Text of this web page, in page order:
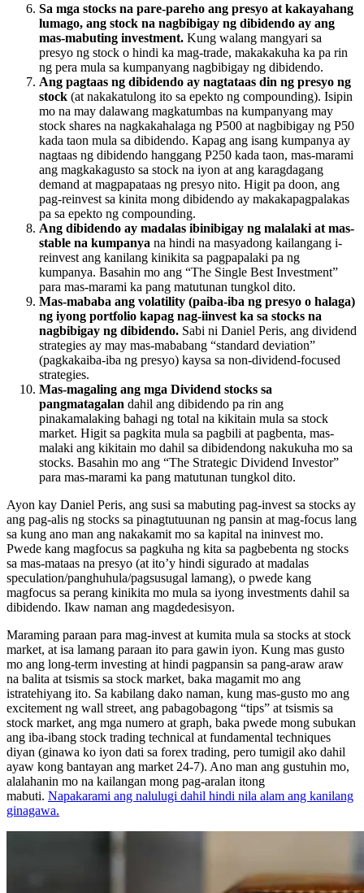
Sa mga stocks na pare-pareho ang presyo at kakayahang
lumago, ang stock na nagbibigay ng dibidendo ay ang
mas-mabuting investment. Kung walang mangyari sa
presyo ng stock o hindi ka mag-trade, makakakuha ka pa rin
ng pera mula sa kumpanyang nagbibigay ng dibidendo.
Ang pagtaas ng dibidendo ay nagtataas din ng presyo ng
stock (at nakakatulong ito sa epekto ng compounding). Isipin
mo na may dalawang magkatumbas na kumpanyang may
stock shares na nagkakahalaga ng P500 at nagbibigay ng P50
kada taon mula sa dibidendo. Kapag ang isang kumpanya ay
nagtaas ng dibidendo hanggang P250 kada taon, mas-marami
ang magkakagusto sa stock na iyon at ang karagdagang
demand at magpapataas ng presyo nito. Higit pa doon, ang
pag-reinvest sa kinita mong dibidendo ay makakapagpalakas
pa sa epekto ng compounding.
Ang dibidendo ay madalas ibinibigay ng malalaki at mas-
stable na kumpanya na hindi na masyadong kailangang i-
reinvest ang kanilang kinikita sa pagpapalaki pa ng
kumpanya. Basahin mo ang “The Single Best Investment”
para mas-marami ka pang matutunan tungkol dito.
Mas-mababa ang volatility (paiba-iba ng presyo o halaga)
ng iyong portfolio kapag nag-iinvest ka sa stocks na
nagbibigay ng dibidendo. Sabi ni Daniel Peris, ang dividend
strategies ay may mas-mababang “standard deviation”
(pagkakaiba-iba ng presyo) kaysa sa non-dividend-focused
strategies.
Mas-magaling ang mga Dividend stocks sa
pangmatagalan dahil ang dibidendo pa rin ang
pinakamalaking bahagi ng total na kikitain mula sa stock
market. Higit sa pagkita mula sa pagbili at pagbenta, mas-
malaki ang kikitain mo dahil sa dibidendong nakukuha mo sa
stocks. Basahin mo ang “The Strategic Dividend Investor”
para mas-marami ka pang matutunan tungkol dito.
Ayon kay Daniel Peris, ang susi sa mabuting pag-invest sa stocks ay
ang pag-alis ng stocks sa pinagtutuunan ng pansin at mag-focus lang
sa kung ano man ang nakakamit mo sa kapital na ininvest mo.
Pwede kang magfocus sa pagkuha ng kita sa pagbebenta ng stocks
sa mas-mataas na presyo (at ito’y hindi sigurado at madalas
speculation/panghuhula/pagsusugal lamang), o pwede kang
magfocus sa perang kinikita mo mula sa iyong investments dahil sa
dibidendo. Ikaw naman ang magdedesisyon.
Maraming paraan para mag-invest at kumita mula sa stocks at stock
market, at isa lamang paraan ito para gawin iyon. Kung mas gusto
mo ang long-term investing at hindi pagpansin sa pang-araw araw
na balita at tsismis sa stock market, baka magamit mo ang
istratehiyang ito. Sa kabilang dako naman, kung mas-gusto mo ang
excitement ng wall street, ang pabagobagong “tips” at tsismis sa
stock market, ang mga numero at graph, baka pwede mong subukan
ang iba-ibang stock trading technical at fundamental techniques
diyan (ginawa ko iyon dati sa forex trading, pero tumigil ako dahil
ayaw kong bantayan ang market 24-7). Ano man ang gustuhin mo,
alalahanin mo na kailangan mong pag-aralan itong
mabuti. Napakarami ang nalulugi dahil hindi nila alam ang kanilang
ginagawa.